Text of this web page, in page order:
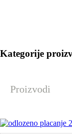
Kategorije
Proizvodi